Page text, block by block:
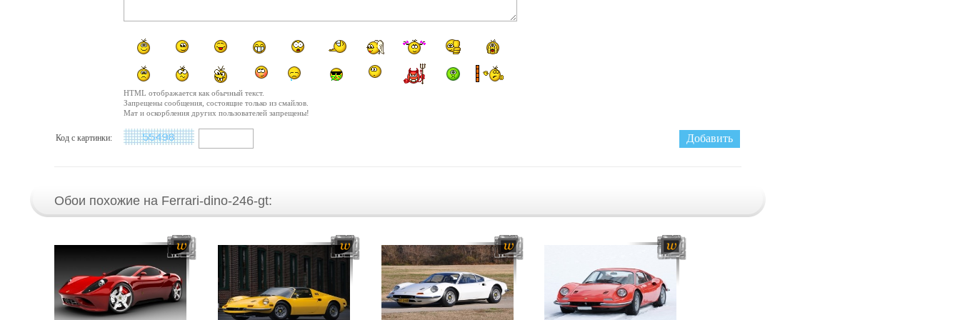
HTML отображается как обычный текст.
Запрещены сообщения, состоящие только из смайлов.
Мат и оскорбления других пользователей запрещены!
Код с картинки:
Обои похожие на Ferrari-dino-246-gt: